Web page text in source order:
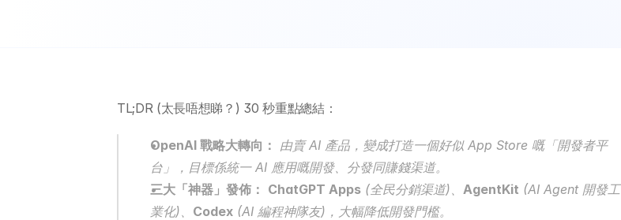
TL;DR (太長唔想睇？) 30 秒重點總結：
OpenAI 戰略大轉向： 由賣 AI 產品，變成打造一個好似 App Store 嘅「開發者平
台」，目標係統一 AI 應用嘅開發、分發同賺錢渠道。
三大「神器」發佈： ChatGPT Apps (全民分銷渠道)、 AgentKit (AI Agent 開發工
業化)、 Codex (AI 編程神隊友)，大幅降低開發門檻。